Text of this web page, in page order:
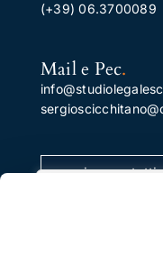
Utilizziamo i
(+39) 06.3700089
Mail e Pec.
pagina contatti